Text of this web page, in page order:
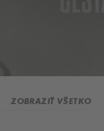
ZOBRAZIŤ VŠETKO